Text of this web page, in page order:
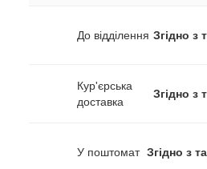
До відділення Згідно з
Кур'єрська
доставка
Згідно з
У поштомат Згідно з